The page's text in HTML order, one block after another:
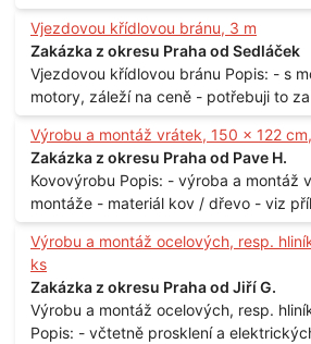
80 cm, levé, 2 ks - 80 cm, pravé, 3 ks
Lokalita: - Praha 10
Vjezdovou křídlovou bránu, 3 m
Zakázka z okresu Praha od Sedláček
Vjezdovou křídlovou bránu Popis: - s montáží - možná i s
motory, záleží na ceně - potřebuji to
Materiál: - ocel Množství: - 1 ks Velikost: - 3 m Lokalita: -
Praha
Výrobu a montáž vrátek, 150 x 122
Zakázka z okresu Praha od Pave H.
Kovovýrobu Popis: - výroba a montáž vrátek - včetně
montáže - materiál kov / dřevo - viz příloha
150 x
Výrobu a montáž ocelových, resp.
ks
Zakázka z okresu Praha od Jiří G.
Výrobu a montáž ocelových, resp.
Popis: - včtetně prosklení a